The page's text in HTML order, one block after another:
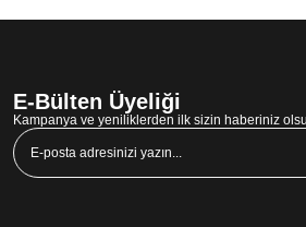
E-Bülten Üyeliği
Kampanya ve yeniliklerden ilk sizin haberiniz